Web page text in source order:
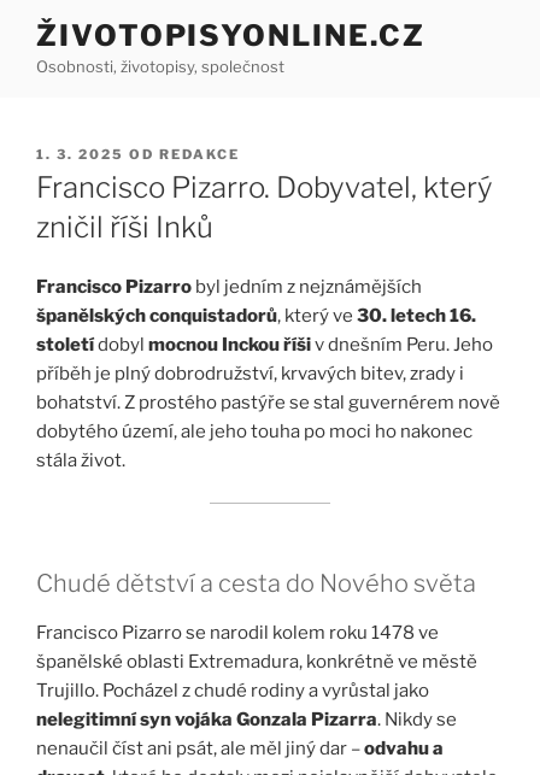
Přejít
obsahu
ŽIVOTOPISYONLINE.CZ
Osobnosti, životopisy, společnost
PUBLIKOVÁNO
1. 3. 2025 OD REDAKCE
Francisco Pizarro. Dobyvatel, který
zničil říši Inků
Francisco Pizarro byl jedním z nejznámějších
španělských conquistadorů, který ve 30. letech 16.
stoletídobyl mocnou Inckou říšiv dnešním Peru. Jeho
příběh je plný dobrodružství, krvavých bitev, zrady i
bohatství. Z prostého pastýře se stal guvernérem nově
dobytého území, ale jeho touha po moci ho nakonec
stála život.
Chudé dětství a cesta do Nového světa
Francisco Pizarro se narodil kolem roku 1478 ve
španělské oblasti Extremadura, konkrétně ve městě
Trujillo. Pocházel z chudé rodiny a vyrůstal jako
nelegitimní syn vojáka Gonzala Pizarra. Nikdy se
nenaučil číst ani psát, ale měl jiný dar –odvahu a